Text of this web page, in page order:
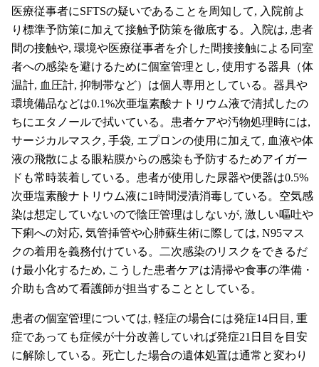
医療従事者にSFTSの疑いであることを周知して, 入院前よ
り標準予防策に加えて接触予防策を徹底する。入院は, 患者
間の接触や, 環境や医療従事者を介した間接接触による同室
者への感染を避けるために個室管理とし, 使用する器具（体
温計, 血圧計, 抑制帯など）は個人専用としている。器具や
環境備品などは0.1%次亜塩素酸ナトリウム液で清拭したの
ちにエタノールで拭いている。患者ケアや汚物処理時には,
サージカルマスク, 手袋, エプロンの使用に加えて, 血液や体
液の飛散による眼粘膜からの感染も予防するためアイガー
ドも常時装着している。患者が使用した尿器や便器は0.5%
次亜塩素酸ナトリウム液に1時間浸漬消毒している。空気感
染は想定していないので陰圧管理はしないが, 激しい嘔吐や
下痢への対応, 気管挿管や心肺蘇生術に際しては, N95マス
クの着用を義務付けている。二次感染のリスクをできるだ
け最小化するため, こうした患者ケアは清掃や食事の準備・
介助も含めて看護師が担当することとしている。
患者の個室管理については, 軽症の場合には発症14日目, 重
症であっても症候が十分改善していれば発症21日目を目安
に解除している。死亡した場合の遺体処置は通常と変わり